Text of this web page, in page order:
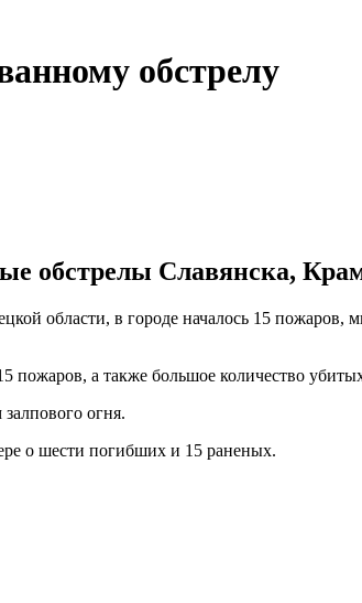
обстрелу
обстрелы Славянска,
области, в городе началось 15
пожаров, а также большое количество
огня.
о шести погибших и 15 раненых.